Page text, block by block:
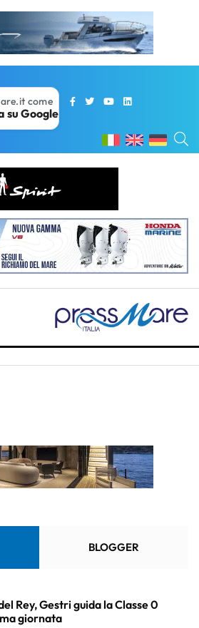
come
su Google
BLOGGER
Rey, Gestri guida la Classe 0
giornata